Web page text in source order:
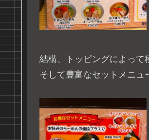
結構、トッピングによって
そして豊富なセットメニュ